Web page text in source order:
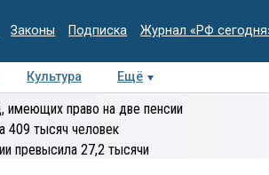
Законы Подписка Журнал «РФ
Культура Ещё
Колумнисты
Деловая
имеющих право на две пенсии
409 тысяч человек
превысила 27,2 тысячи